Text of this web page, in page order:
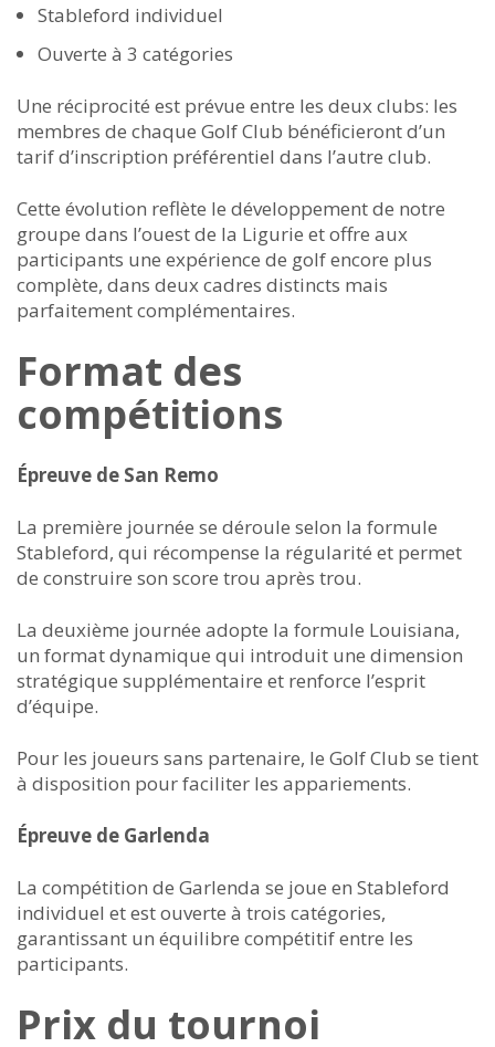
Stableford individuel
Ouverte à 3 catégories
Une réciprocité est prévue entre les deux clubs: les
membres de chaque Golf Club bénéficieront d’un
tarif d’inscription préférentiel dans l’autre club.
Cette évolution reflète le développement de notre
groupe dans l’ouest de la Ligurie et offre aux
participants une expérience de golf encore plus
complète, dans deux cadres distincts mais
parfaitement complémentaires.
Format des
compétitions
Épreuve de San Remo
La première journée se déroule selon la formule
Stableford, qui récompense la régularité et permet
de construire son score trou après trou.
La deuxième journée adopte la formule Louisiana,
un format dynamique qui introduit une dimension
stratégique supplémentaire et renforce l’esprit
d’équipe.
Pour les joueurs sans partenaire, le Golf Club se tient
à disposition pour faciliter les appariements.
Épreuve de Garlenda
La compétition de Garlenda se joue en Stableford
individuel et est ouverte à trois catégories,
garantissant un équilibre compétitif entre les
participants.
Prix du tournoi